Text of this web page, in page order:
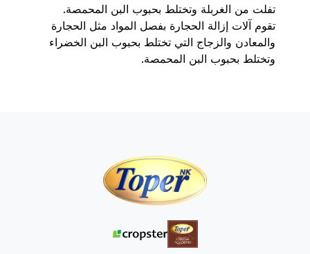
تفلت من الغربلة وتختلط بحبوب البن المحمصة.
تقوم آلات إزالة الحجارة بفصل المواد مثل الحجارة
والمعادن والزجاج التي تختلط بحبوب البن الخضراء
وتختلط بحبوب البن المحمصة.